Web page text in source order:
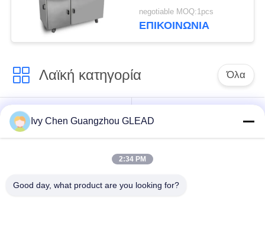
παραγωγής
προϊόντων
negotiable MOQ:1pcs
ΕΠΙΚΟΙΝΩΝΊΑ
Λαϊκή κατηγορία Όλα
Εμπορικός
μαγειρεύοντας
εξοπλισμός
Μαγειρεύοντας
εξοπλισμός κουζινών
εξοπλισμός
επεξεργασίας
Ivy Chen Guangzhou GLEAD
2:34 PM
Good day, what product are you looking for?